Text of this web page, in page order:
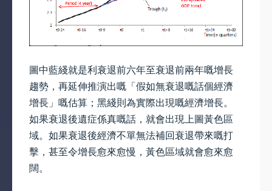
圖中藍綫就是利衰退前六年至衰退前兩年嘅增長
趨勢，再延伸推演出嘅「假如無衰退嘅話個經濟
增長」嘅估算；黑綫則為實際出現嘅經濟增長。
如果衰退後遺症係真嘅話，就會出現上圖黃色區
域。如果衰退後經濟不單無法補回衰退帶來嘅打
擊，甚至令增長愈來愈慢，黃色區域就會愈來愈
闊。